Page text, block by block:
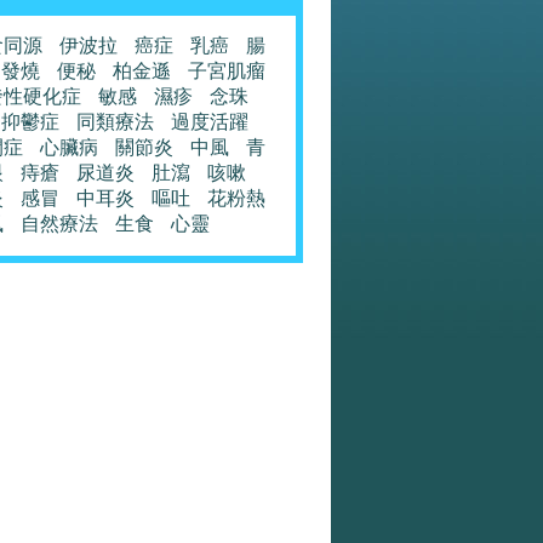
源 伊波拉 癌症 乳癌
腸
發燒
便秘 柏金遜
子宮肌瘤
硬化症
敏感 濕疹
念珠
抑鬱症
同類療法
過度活躍
心臟病 關節炎 中風
青
痔瘡 尿道炎 肚瀉
咳嗽
感冒 中耳炎 嘔吐
花粉熱
自然療法 生食 心靈